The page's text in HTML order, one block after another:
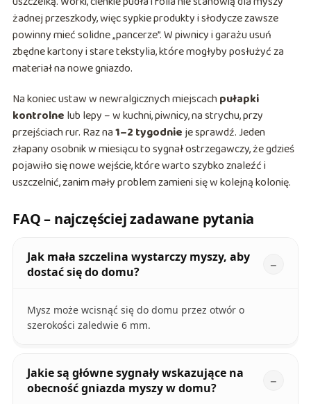
żadnej przeszkody, więc sypkie produkty i słodycze zawsze
powinny mieć solidne „pancerze”. W piwnicy i garażu usuń
zbędne kartony i stare tekstylia, które mogłyby posłużyć za
materiał na nowe gniazdo.
Na koniec ustaw w newralgicznych miejscachpułapki
kontrolne lub lepy – w kuchni, piwnicy, na strychu, przy
przejściach rur. Raz na1–2 tygodnieje sprawdź. Jeden
złapany osobnik w miesiącu to sygnał ostrzegawczy, że gdzieś
pojawiło się nowe wejście, które warto szybko znaleźć i
uszczelnić, zanim mały problem zamieni się w kolejną kolonię.
FAQ – najczęściej zadawane pytania
Jak mała szczelina wystarczy myszy, aby
dostać się do domu?
Mysz może wcisnąć się do domu przez otwór o
szerokości zaledwie 6 mm.
Jakie są główne sygnały wskazujące na
obecność gniazda myszy w domu?